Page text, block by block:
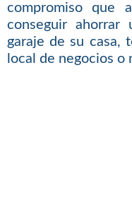
compromiso que
conseguir
garaje de su casa,
local de negocios o